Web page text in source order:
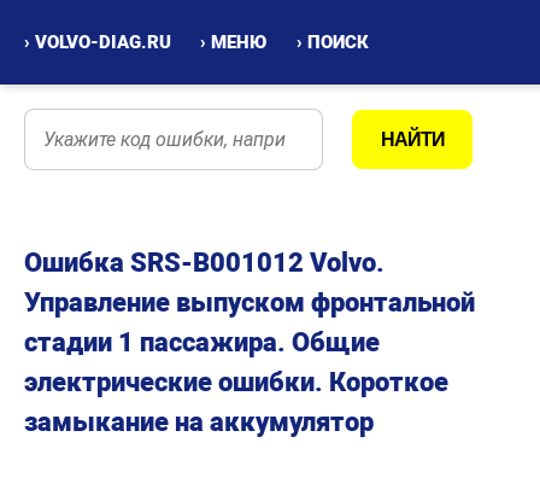
› VOLVO-DIAG.RU › МЕНЮ › ПОИСК
Ошибка SRS-B001012 Volvo.
Управление выпуском фронтальной
стадии 1 пассажира. Общие
электрические ошибки. Короткое
замыкание на аккумулятор